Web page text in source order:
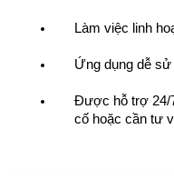
Làm việc linh
Ứng dụng dễ sử
Được hỗ trợ 24/
cố hoặc cần tư